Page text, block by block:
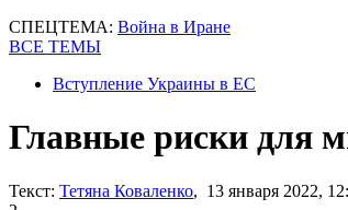
СПЕЦТЕМА: Война в Иране
ВСЕ ТЕМЫ
Вступление Украины в ЕС
Главные риски для
Текст: Тетяна Коваленко, 13 января 2022,